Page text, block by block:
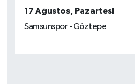
17 Ağustos, Pazartesi
Samsunspor - Göztepe